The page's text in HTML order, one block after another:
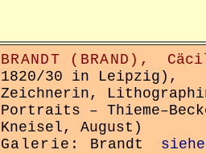
BRANDT (BRAND),
1820/30 in Leipzig),
Zeichnerin,
Portraits –
Kneisel, August)
Galerie: Brandt